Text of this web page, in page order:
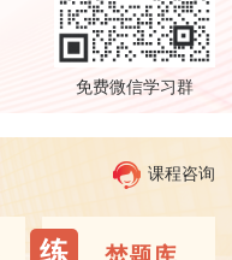
免费微信学习群
课程咨询
练